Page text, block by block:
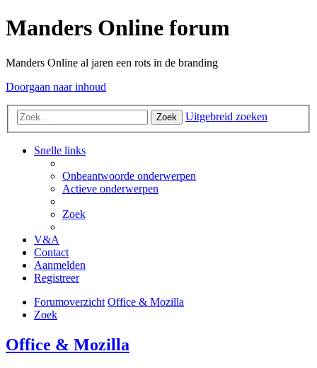
Manders Online forum
Manders Online al jaren een rots in de branding
Doorgaan naar inhoud
Zoek Uitgebreid zoeken
Snelle links
Onbeantwoorde onderwerpen
Actieve onderwerpen
Zoek
V&A
Contact
Aanmelden
Registreer
Forumoverzicht Office & Mozilla
Zoek
Office & Mozilla